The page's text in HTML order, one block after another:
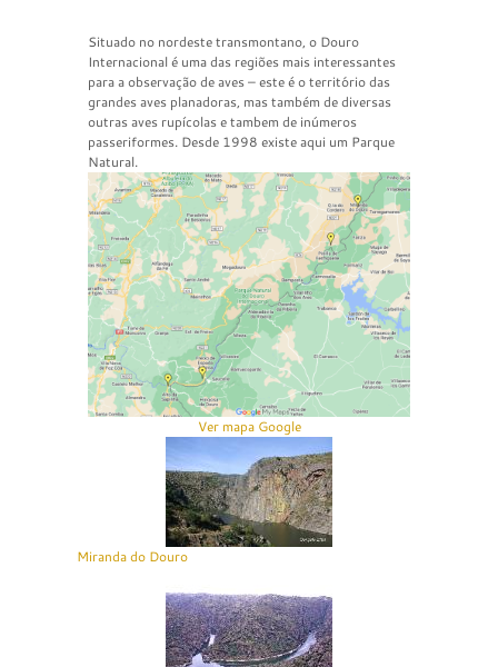
Situado no nordeste transmontano, o Douro
Internacional é uma das regiões mais interessantes
para a observação de aves – este é o território das
grandes aves planadoras, mas também de diversas
outras aves rupícolas e tambem de inúmeros
passeriformes. Desde 1998 existe aqui um Parque
Natural.
Ver mapa Google
Miranda do Douro